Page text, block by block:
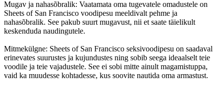
Mugav ja nahasõbralik: Vaatamata oma tugevatele omadustele on
Sheets of San Francisco voodipesu meeldivalt pehme ja
nahasõbralik. See pakub suurt mugavust, nii et saate täielikult
keskenduda naudingutele.
Mitmekülgne: Sheets of San Francisco seksivoodipesu on saadaval
erinevates suurustes ja kujundustes ning sobib seega ideaalselt teie
voodile ja teie vajadustele. See ei sobi mitte ainult magamistuppa,
vaid ka muudesse kohtadesse, kus soovite nautida oma armastust.